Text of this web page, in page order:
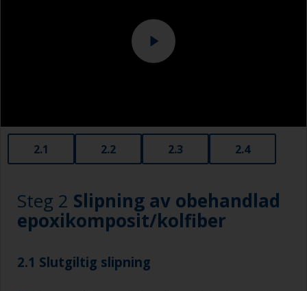
2.1 2.2 2.3 2.4
Steg 2 Slipning av obehandlad
epoxikomposit/kolfiber
2.1 Slutgiltig slipning